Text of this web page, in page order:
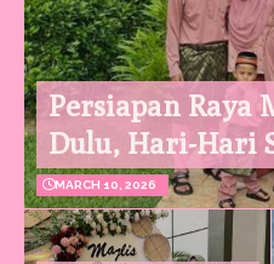
Persiapan Raya
Dulu, Hari-Hari
MARCH 10, 2026